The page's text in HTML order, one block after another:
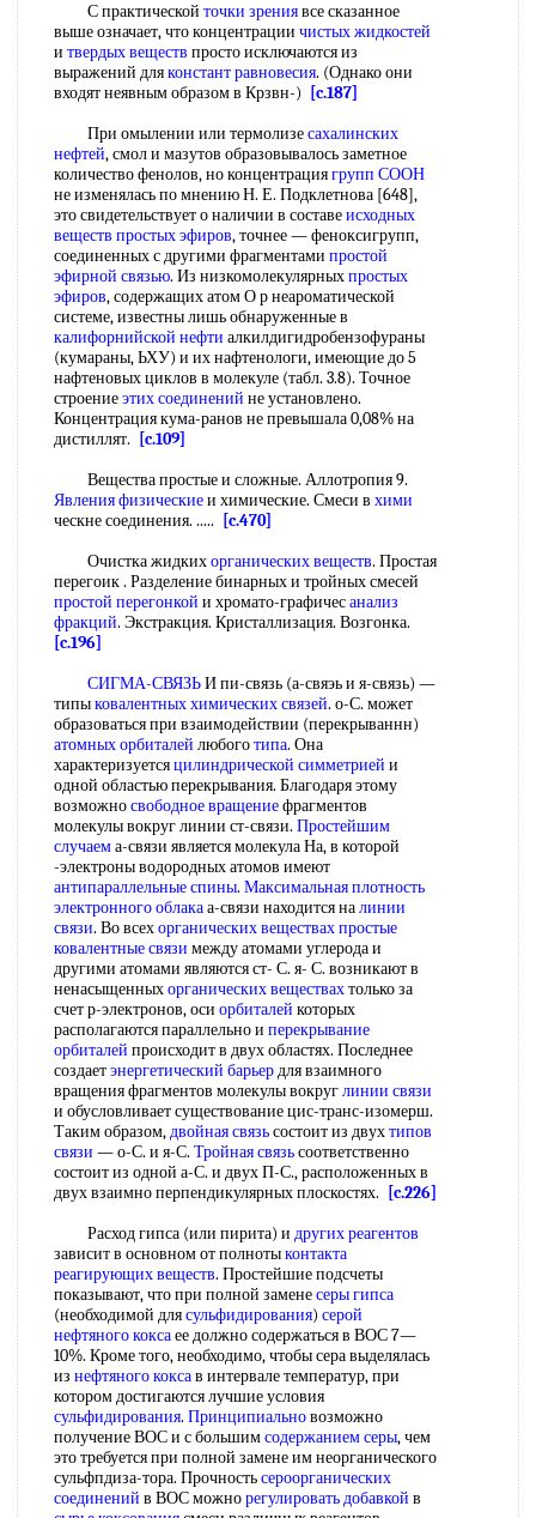
С практической точки зрениявсе сказанное
выше означает, что концентрации чистых жидкостей
и твердых веществ просто исключаются из
выражений дляконстант равновесия. (Однако они
входят неявным образом в Крзвн-)
[c.187]
При омылении или термолизесахалинских
нефтей, смол и мазутов образовывалось заметное
количество фенолов, но концентрациягрупп СООН
не изменялась по мнению Н. Е. Подклетнова [648],
это свидетельствует о наличии в составеисходных
веществ простых эфиров, точнее — феноксигрупп,
соединенных с другими фрагментами простой
эфирной связью. Из низкомолекулярныхпростых
эфиров, содержащих атом О р неароматической
системе, известны лишь обнаруженные в
калифорнийской нефти алкилдигидробензофураны
(кумараны, ЬХУ) и их нафтенологи, имеющие до 5
нафтеновых циклов в молекуле (табл. 3.8). Точное
строениеэтих соединений не установлено.
Концентрация кума-ранов не превышала 0,08% на
дистиллят.
[c.109]
Вещества простые и сложные. Аллотропия 9.
Явления физическиеи химические. Смеси в хими
ческне соединения. .....
[c.470]
Очистка жидкихорганических веществ. Простая
перегоик . Разделение бинарных и тройных смесей
простой перегонкой и хромато-графичесанализ
фракций. Экстракция. Кристаллизация. Возгонка.
[c.196]
СИГМА-СВЯЗЬИ пи-связь (а-свяэь и я-связь) —
типыковалентных химических связей. о-С. может
образоваться при взаимодействии (перекрываннн)
атомных орбиталей любоготипа. Она
характеризуетсяцилиндрической симметрией и
одной областью перекрывания. Благодаря этому
возможносвободное вращениефрагментов
молекулы вокруг линии ст-связи. Простейшим
случаема-связи является молекула На, в которой
-электроны водородных атомов имеют
антипараллельные спины. Максимальная плотность
электронногооблакаа-связи находится налинии
связи. Во всехорганических веществах простые
ковалентные связи между атомами углерода и
другими атомами являются ст- С. я- С. возникают в
ненасыщенныхорганических веществахтолько за
счет р-электронов, оси орбиталей которых
располагаются параллельно и перекрывание
орбиталей происходит в двух областях. Последнее
создаетэнергетический барьердля взаимного
вращения фрагментов молекулы вокруглинии связи
и обусловливает существование цис-транс-изомерш.
Таким образом,двойная связьсостоит из двухтипов
связи — о-С. и я-С. Тройная связьсоответственно
состоит из одной а-С. и двух П-С., расположенных в
двух взаимно перпендикулярных плоскостях.
[c.226]
Расход гипса (или пирита) и других реагентов
зависит в основном от полнотыконтакта
реагирующих веществ. Простейшие подсчеты
показывают, что при полной заменесеры гипса
(необходимой длясульфидирования) серой
нефтяного коксаее должно содержаться в ВОС 7—
10%. Кроме того, необходимо, чтобы сера выделялась
из нефтяного коксав интервале температур, при
котором достигаются лучшие условия
сульфидирования. Принципиальновозможно
получение ВОС и с большимсодержанием серы, чем
это требуется при полной замене им неорганического
сульфпдиза-тора. Прочностьсероорганических
соединений в ВОС можнорегулировать добавкой в